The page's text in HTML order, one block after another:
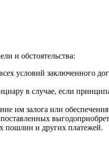
и обстоятельства:
условий заключенного
в случае, если
им залога или
пошлин и других платежей.